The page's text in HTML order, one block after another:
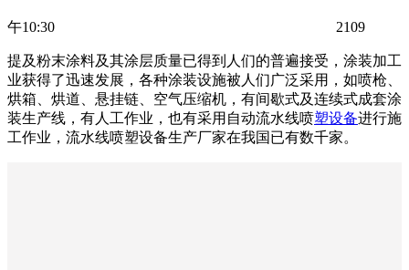
午10:30 2109
提及粉末涂料及其涂层质量已得到人们的普遍接受，涂装加工
业获得了迅速发展，各种涂装设施被人们广泛采用，如喷枪、
烘箱、烘道、悬挂链、空气压缩机，有间歇式及连续式成套涂
装生产线，有人工作业，也有采用自动流水线喷塑设备进行施
工作业，流水线喷塑设备生产厂家在我国已有数千家。